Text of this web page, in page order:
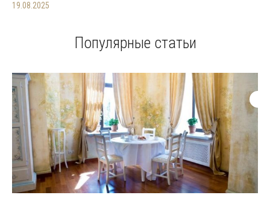
19.08.2025
Популярные статьи